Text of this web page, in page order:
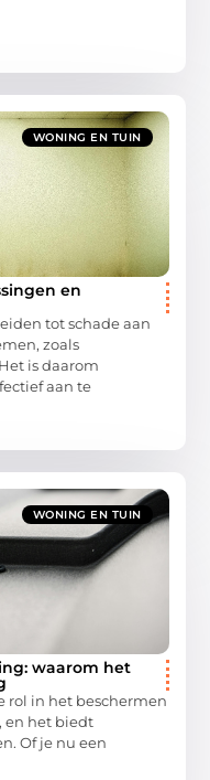
WONING EN TUIN
en
tot schade aan
zoals
is daarom
aan te
WONING EN TUIN
waarom het
rol in het beschermen
en het biedt
Of je nu een